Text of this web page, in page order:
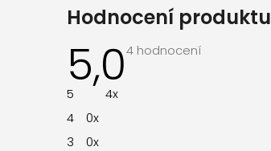
Hodnocení produktu
5,0Průměrné
4 hodnocení
5
4x
4
0x
3
0x